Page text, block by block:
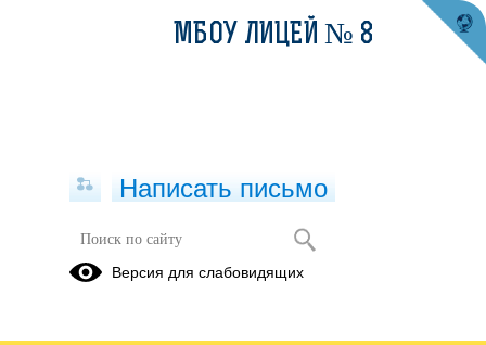
Образовательная программа
МБОУ ЛИЦЕЙ № 8
Написать письмо
Версия для слабовидящих